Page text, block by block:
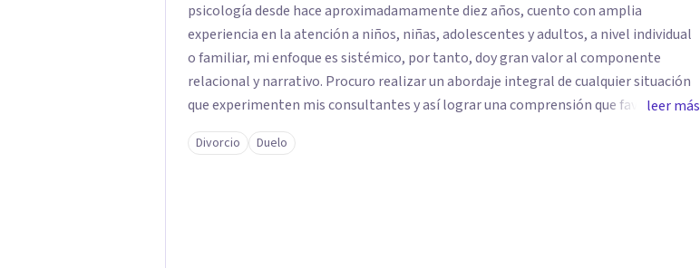
psicología desde hace aproximadamamente diez años, cuento con amplia
experiencia en la atención a niños, niñas, adolescentes y adultos, a nivel individual
o familiar, mi enfoque es sistémico, por tanto, doy gran valor al componente
relacional y narrativo. Procuro realizar un abordaje integral de cualquier situación
que experimenten mis consultantes y así lograr una comprensión que favorezca
procesos de aprendizaje significativo y potencializar así la movilización de recursos
en pro de la solución y el bienestar.
leer más
Divorcio Duelo